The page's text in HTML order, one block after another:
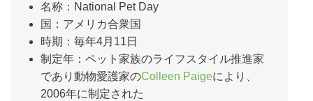
名称：National Pet Day
国：アメリカ合衆国
時期：毎年4月11日
制定年：ペット家族のライフスタイル推進家
であり動物愛護家のColleen Paigeにより、
2006年に制定された